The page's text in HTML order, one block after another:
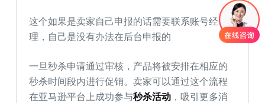
这个如果是卖家自己申报的话需要联系账号经
理，自己是没有办法在后台申报的
一旦秒杀申请通过审核，产品将被安排在相应的
秒杀时间段内进行促销。卖家可以通过这个流程
在亚马逊平台上成功参与秒杀活动 ，吸引更多消